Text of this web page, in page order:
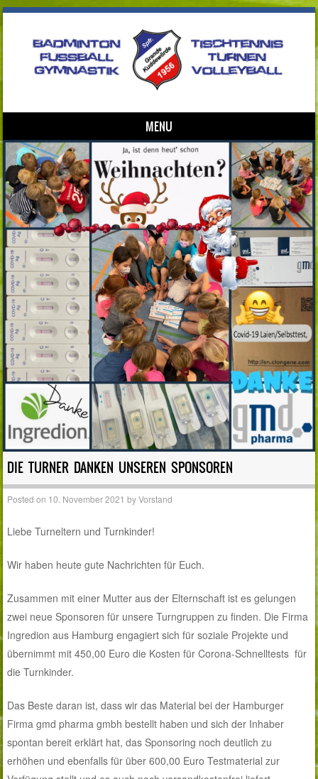
MENU
Skip to content
DIE TURNER DANKEN UNSEREN SPONSOREN
Posted on 10. November 2021 byVorstand
Liebe Turneltern und Turnkinder!
Wir haben heute gute Nachrichten für Euch.
Zusammen mit einer Mutter aus der Elternschaft ist es gelungen
zwei neue Sponsoren für unsere Turngruppen zu finden. Die Firma
Ingredion aus Hamburg engagiert sich für soziale Projekte und
übernimmt mit 450,00 Euro die Kosten für Corona-Schnelltests für
die Turnkinder.
Das Beste daran ist, dass wir das Material bei der Hamburger
Firma gmd pharma gmbh bestellt haben und sich der Inhaber
spontan bereit erklärt hat, das Sponsoring noch deutlich zu
erhöhen und ebenfalls für über 600,00 Euro Testmaterial zur